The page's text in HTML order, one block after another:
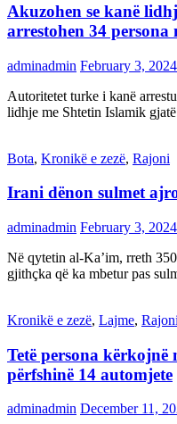
Akuzohen se kanë
arrestohen 34 persona
adminadmin February 3, 2024
Autoritetet turke i kanë
lidhje me Shtetin Islamik
Bota, Kronikë e zezë, Rajoni
Irani dënon sulmet
adminadmin February 3, 2024
Në qytetin al-Ka’im, rreth
gjithçka që ka mbetur pas
Kronikë e zezë, Lajme, Rajoni
Tetë persona
përfshinë 14 automjete
adminadmin December 11,